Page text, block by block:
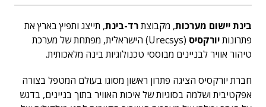
בינת יישום מערכות, מקבוצתרד-בינת, תייצג ותפיץ בארץ את
פתרונותיורקסיס
(Urecsys) הישראלית, מפתחת של מערכת
טיהור אוויר לבניינים מבוססי טכנולוגיות בינה מלאכותית.
חברת יורקסיס הציגה פתרון ראשון מסוגו בעולם המטפל בצורה
אפקטיבית ושלמה בסוגיות של איכות האוויר בתוך בניינים, בדגש